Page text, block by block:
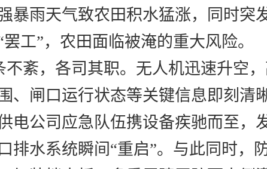
暴雨天气致农田积水猛涨，同时突
工”，农田面临被淹的重大风险。
紊，各司其职。 无人机迅速升空
、闸口运行状态等关键信息即刻清
电公司应急队伍携设备疾驰而至，
排水系统瞬间 “重启”。与此同时，